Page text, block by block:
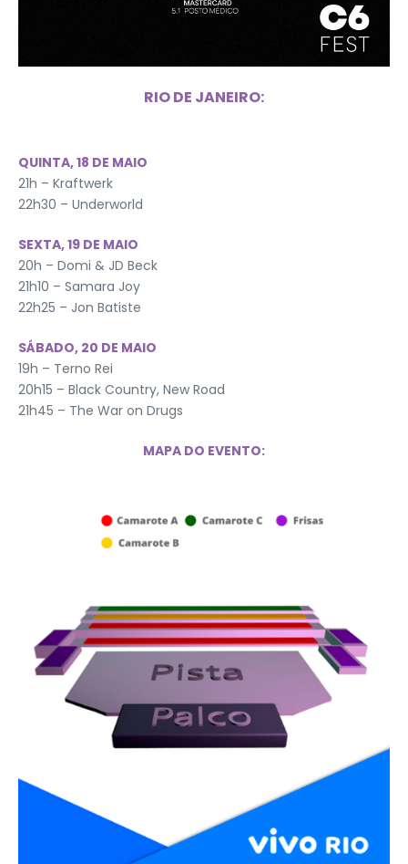
RIO DE JANEIRO:
QUINTA, 18 DE MAIO
21h – Kraftwerk
22h30 – Underworld
SEXTA, 19 DE MAIO
20h – Domi & JD Beck
21h10 – Samara Joy
22h25 – Jon Batiste
SÁBADO, 20 DE MAIO
19h – Terno Rei
20h15 – Black Country, New Road
21h45 – The War on Drugs
MAPA DO EVENTO: